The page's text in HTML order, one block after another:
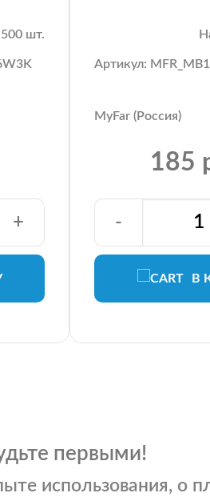
шт.
+
Артикул:
MyFar (Россия)
185
В
-
первыми!
использования, о